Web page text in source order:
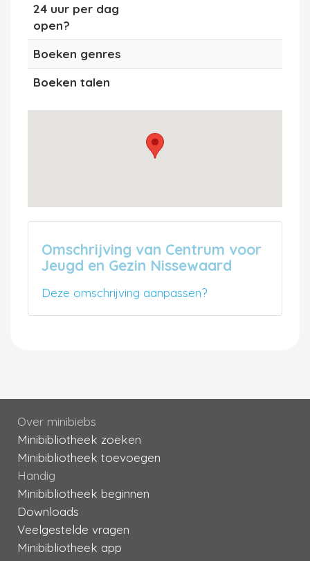
24 uur per dag
open?
Boeken genres
Boeken talen
Omschrijving van Centrum voor
Jeugd en Gezin Nissewaard
Deze omschrijving aanpassen?
Over minibiebs
Minibibliotheek zoeken
Minibibliotheek toevoegen
Handig
Minibibliotheek beginnen
Downloads
Veelgestelde vragen
Minibibliotheek app